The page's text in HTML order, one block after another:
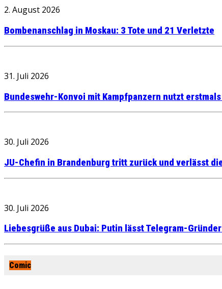
2. August 2026
Bombenanschlag in Moskau: 3 Tote und 21 Verletzte
31. Juli 2026
Bundeswehr-Konvoi mit Kampfpanzern nutzt
30. Juli 2026
JU-Chefin in Brandenburg tritt zurück und verlässt die
30. Juli 2026
Liebesgrüße aus Dubai: Putin lässt Telegram-
Comic